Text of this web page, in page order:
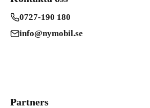
0727-190 180
info@nymobil.se
Partners